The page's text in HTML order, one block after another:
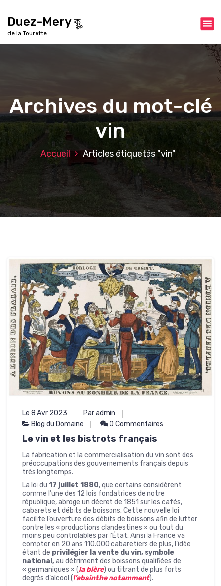
t
e
n
u
Duez-Mery কৣ
de la Tourette
Archives du mot-clé
vin
Accueil Articles étiquetés "vin"
Le 8 Avr 2023
Par admin
Blog du Domaine
0 Commentaires
Le vin et les bistrots français
La fabrication et la commercialisation du vin sont des
préoccupations des gouvernements français depuis
très longtemps.
La loi du 17 juillet 1880, que certains considèrent
comme l’une des 12 lois fondatrices de notre
république, abroge un décret de 1851 sur les cafés,
cabarets et débits de boissons. Cette nouvelle loi
facilite l’ouverture des débits de boissons afin de lutter
contre les « productions clandestines » ou tout du
moins peu contrôlables par l’État. Ainsi la France va
compter en 20 ans 110.000 cabaretiers de plus, l’idée
étant de privilégier la vente du vin, symbole
national,au détriment des boissons qualifiées de
« germaniques » (la bière) ou titrant de plus forts
degrés d’alcool (l’absinthe notamment).